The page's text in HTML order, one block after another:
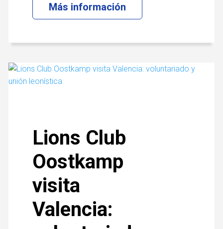
Más información
Lions Club
Oostkamp
visita
Valencia: